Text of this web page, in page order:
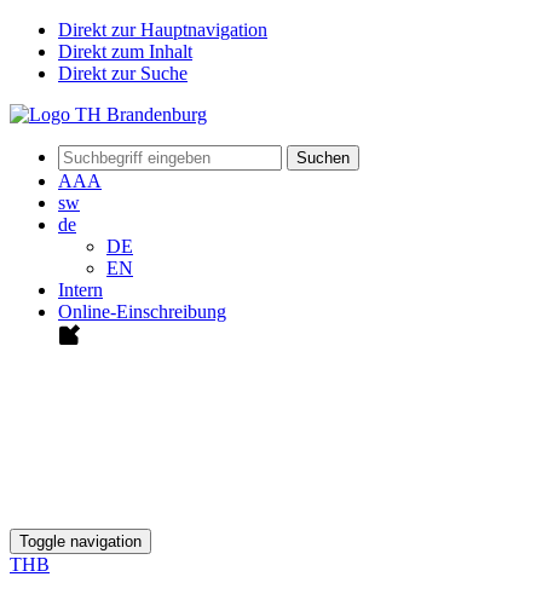
Direkt zur Hauptnavigation
Direkt zum Inhalt
Direkt zur Suche
Suchen
AAA
sw
de
DE
EN
Intern
Online-Einschreibung
Toggle navigation
THB